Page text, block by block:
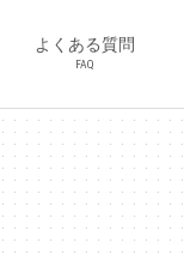
よくある質問
FAQ